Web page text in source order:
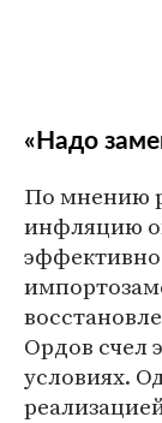
«Надо
По мнению
инфляцию
Ордов счел
условиях.